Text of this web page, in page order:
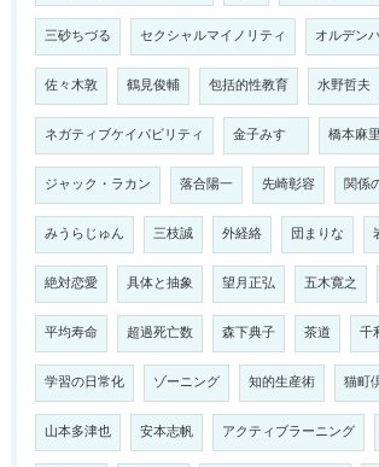
三砂ちづる セクシャルマイノリティ オルデン
佐々木敦 鶴見俊輔 包括的性教育 水野哲夫
ネガティブケイパビリティ 金子みすゞ 橋本麻
ジャック・ラカン 落合陽一 先崎彰容 関係
みうらじゅん 三枝誠 外経絡 団まりな
絶対恋愛 具体と抽象 望月正弘 五木寛之
平均寿命 超過死亡数 森下典子 茶道 千
学習の日常化 ゾーニング 知的生産術 猫町
山本多津也 安本志帆 アクティブラーニング